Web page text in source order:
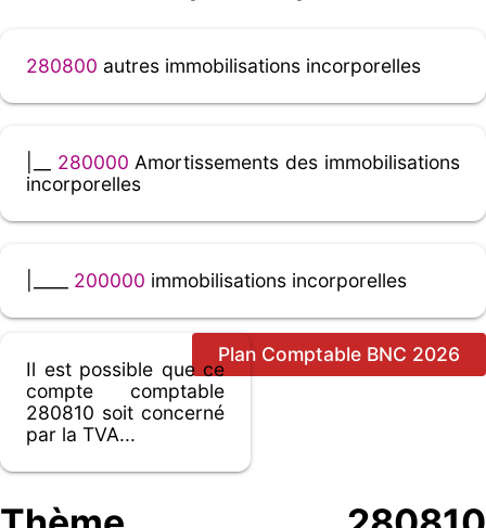
280800 autres immobilisations incorporelles
280000 Amortissements des immobilisations
incorporelles
200000 immobilisations incorporelles
Plan Comptable BNC 2026
Il est possible que ce
compte comptable
280810 soit concerné
par la TVA...